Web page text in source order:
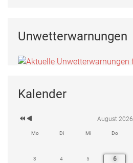
Unwetterwarnungen
Kalender
August 2026
Mo Di Mi Do
3 4 5 6